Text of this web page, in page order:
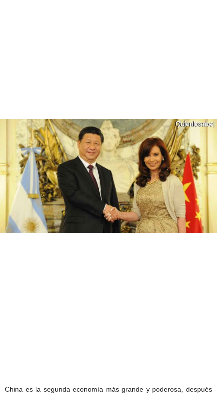
China es la segunda economía más grande y poderosa, después